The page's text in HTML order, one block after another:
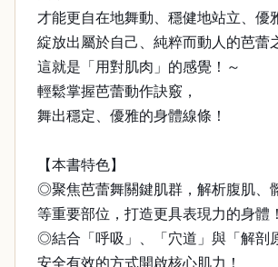
才能更自在地舞動、穩健地站立、優
綻放出屬於自己、純粹而動人的芭蕾
這就是「用對肌肉」的感覺！～
輕鬆掌握芭蕾動作訣竅，
舞出穩定、優雅的身體線條！
【本書特色】
◎聚焦芭蕾舞關鍵肌群，解析腹肌、
等重要部位，打造更具表現力的身體！
◎結合「呼吸」、「穴道」與「解剖
安全有效的方式開啟核心肌力！